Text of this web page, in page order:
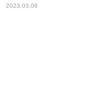
2023.03.06